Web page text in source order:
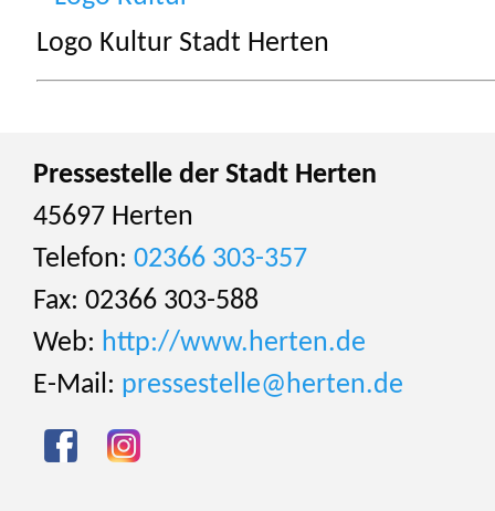
Logo Kultur Stadt Herten
Pressestelle der Stadt Herten
45697 Herten
Telefon: 02366 303-357
Fax: 02366 303-588
Web: http://www.herten.de
E-Mail: pressestelle@herten.de